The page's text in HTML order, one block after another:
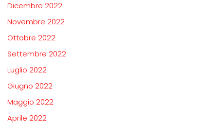
Dicembre 2022
Novembre 2022
Ottobre 2022
Settembre 2022
Luglio 2022
Giugno 2022
Maggio 2022
Aprile 2022